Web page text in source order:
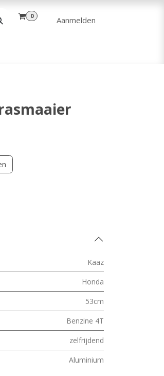
0 Aanmelden
Kaaz
Honda
53cm
Benzine 4T
zelfrijdend
Aluminium